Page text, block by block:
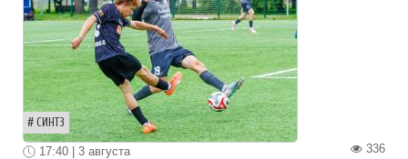
СИНТЗ
336
17:40 | 3 августа